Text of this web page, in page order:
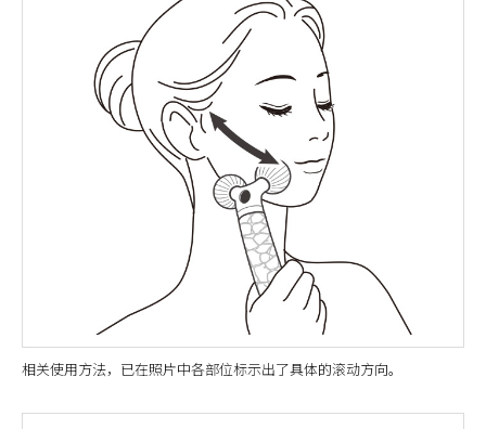
相关使用方法，已在照片中各部位标示出了具体的滚动方向。